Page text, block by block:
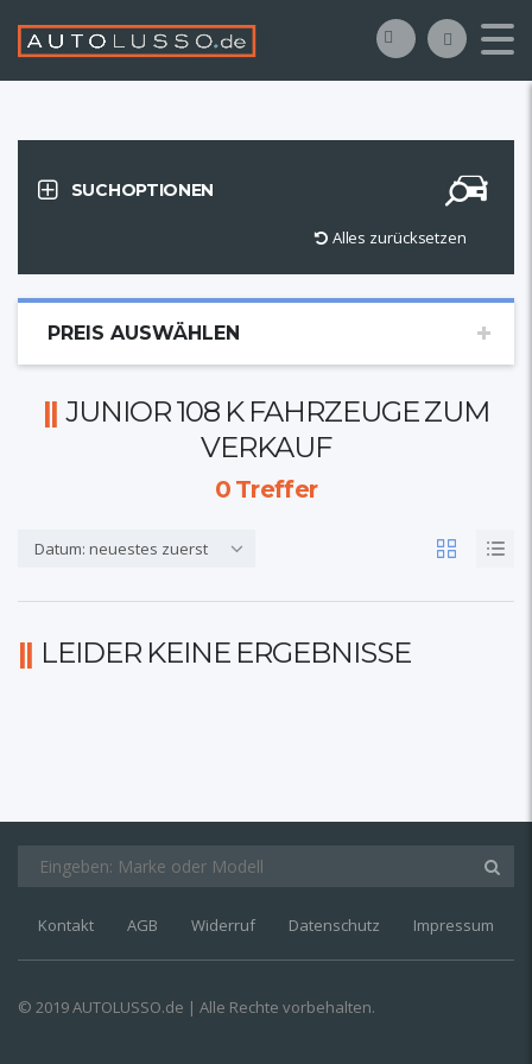
SUCHOPTIONEN
Alles zurücksetzen
PREIS AUSWÄHLEN
JUNIOR 108 K FAHRZEUGE ZUM
VERKAUF
0Treffer
Datum: neuestes zuerst
LEIDER KEINE ERGEBNISSE
Kontakt AGB Widerruf Datenschutz Impressum
© 2019 AUTOLUSSO.de | Alle Rechte vorbehalten.